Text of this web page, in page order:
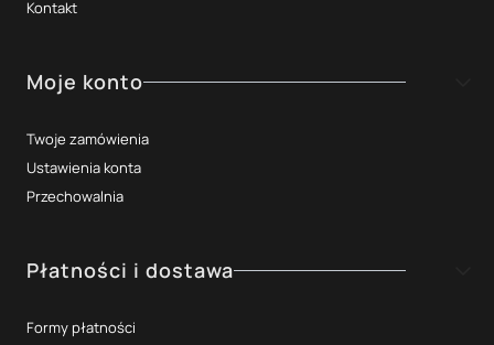
Kontakt
Moje konto
Twoje zamówienia
Ustawienia konta
Przechowalnia
Płatności i dostawa
Formy płatności